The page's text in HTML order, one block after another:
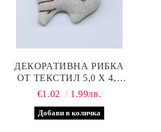
ДЕКОРАТИВНА РИБКА
ОТ ТЕКСТИЛ 5,0 Х 4,5
СМ
€1.02 1.99лв.